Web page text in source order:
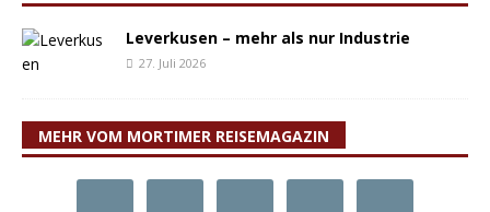
Leverkusen – mehr als nur Industrie
27. Juli 2026
MEHR VOM MORTIMER REISEMAGAZIN